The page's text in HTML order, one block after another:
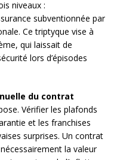
niveaux :
subventionnée par
Ce triptyque vise à
qui laissait de
lors d’épisodes
du contrat
Vérifier les plafonds
et les franchises
surprises. Un contrat
la valeur